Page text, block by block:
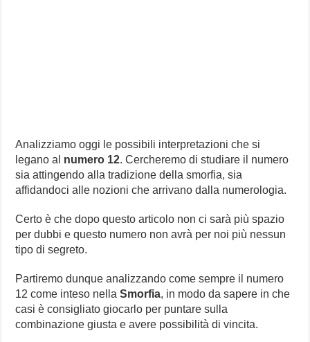
Analizziamo oggi le possibili interpretazioni che si
legano al numero 12. Cercheremo di studiare il numero
sia attingendo alla tradizione della smorfia, sia
affidandoci alle nozioni che arrivano dalla numerologia.
Certo è che dopo questo articolo non ci sarà più spazio
per dubbi e questo numero non avrà per noi più nessun
tipo di segreto.
Partiremo dunque analizzando come sempre il numero
12 come inteso nellaSmorfia, in modo da sapere in che
casi è consigliato giocarlo per puntare sulla
combinazione giusta e avere possibilità di vincita.